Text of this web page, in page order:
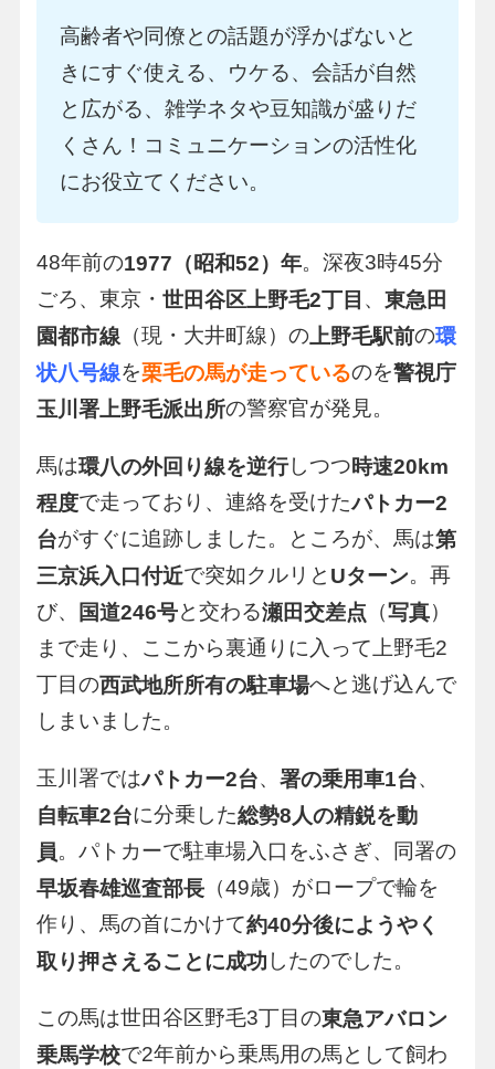
高齢者や同僚との話題が浮かばないと
きにすぐ使える、ウケる、会話が自然
と広がる、雑学ネタや豆知識が盛りだ
くさん！コミュニケーションの活性化
にお役立てください。
48年前の1977（昭和52）年。深夜3時45分
ごろ、東京・ 世田谷区上野毛2丁目 、 東急田
園都市線 （現・大井町線）の上野毛駅前の環
状八号線を栗毛の馬が走っているのを警視庁
玉川署上野毛派出所の警察官が発見。
馬は環八の外回り線を逆行しつつ時速20km
程度で走っており、連絡を受けたパトカー2
台がすぐに追跡しました。ところが、馬は第
三京浜入口付近で突如クルリと Uターン。再
び、
国道246号と交わる瀬田交差点 （写真）
まで走り、ここから裏通りに入って上野毛2
丁目の西武地所所有の駐車場へと逃げ込んで
しまいました。
玉川署ではパトカー2台、 署の乗用車1台、
自転車2台に分乗した総勢8人の精鋭を動
員。パトカーで駐車場入口をふさぎ、同署の
早坂春雄巡査部長（49歳）がロープで輪を
作り、馬の首にかけて約40分後にようやく
取り押さえることに成功 したのでした。
この馬は世田谷区野毛3丁目の東急アバロン
乗馬学校で2年前から乗馬用の馬として飼わ